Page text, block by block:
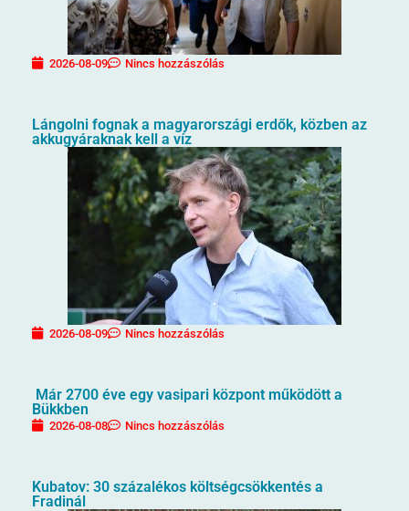
2026-08-09 Nincs hozzászólás
Lángolni fognak a magyarországi erdők, közben az
akkugyáraknak kell a víz
2026-08-09 Nincs hozzászólás
Már 2700 éve egy vasipari központ működött a
Bükkben
2026-08-08 Nincs hozzászólás
Kubatov: 30 százalékos költségcsökkentés a
Fradinál